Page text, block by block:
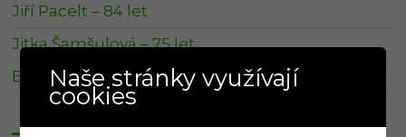
Jiří Pacelt – 84 let
Jitka Šamšulová – 75 let
Blanka Lepková – 75 let
Naše stránky využívají
cookies